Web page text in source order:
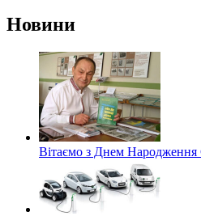
Новини
Вітаємо з Днем